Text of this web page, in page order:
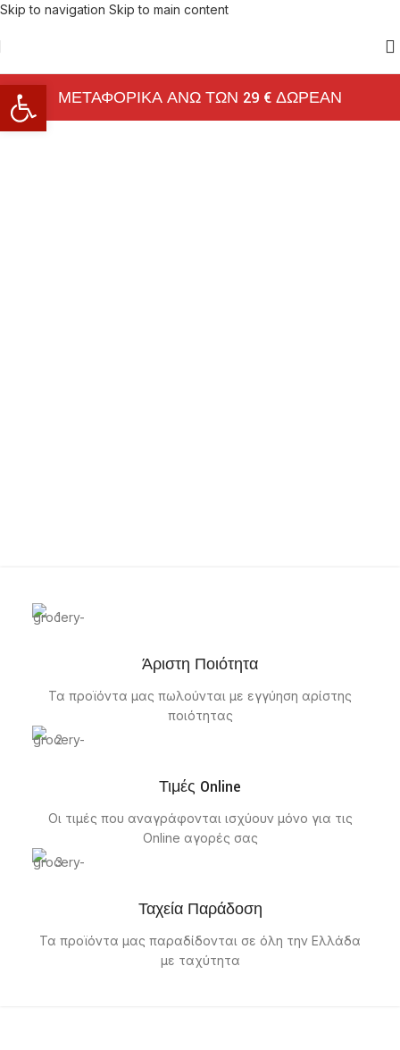
Skip to navigation Skip to main content
ΜΕΤΑΦΟΡΙΚΑ ΑΝΩ ΤΩΝ 29 € ΔΩΡΕΑΝ
Άριστη Ποιότητα
Τα προϊόντα μας πωλούνται με εγγύηση αρίστης
ποιότητας
Τιμές Online
Οι τιμές που αναγράφονται ισχύουν μόνο για τις
Online αγορές σας
Ταχεία Παράδοση
Τα προϊόντα μας παραδίδονται σε όλη την Ελλάδα
με ταχύτητα
Ανοίξτε τη γραμμή εργαλείων